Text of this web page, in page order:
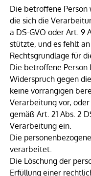
Die betroffene
die sich die
a DS-GVO oder Art. 9
stützte, und es fehlt
Rechtsgrundlage für
Die betroffene Person
Widerspruch gegen
keine vorrangigen
Verarbeitung vor,
gemäß Art. 21 Abs. 2
Verarbeitung ein.
Die
verarbeitet.
Die Löschung der
Erfüllung einer